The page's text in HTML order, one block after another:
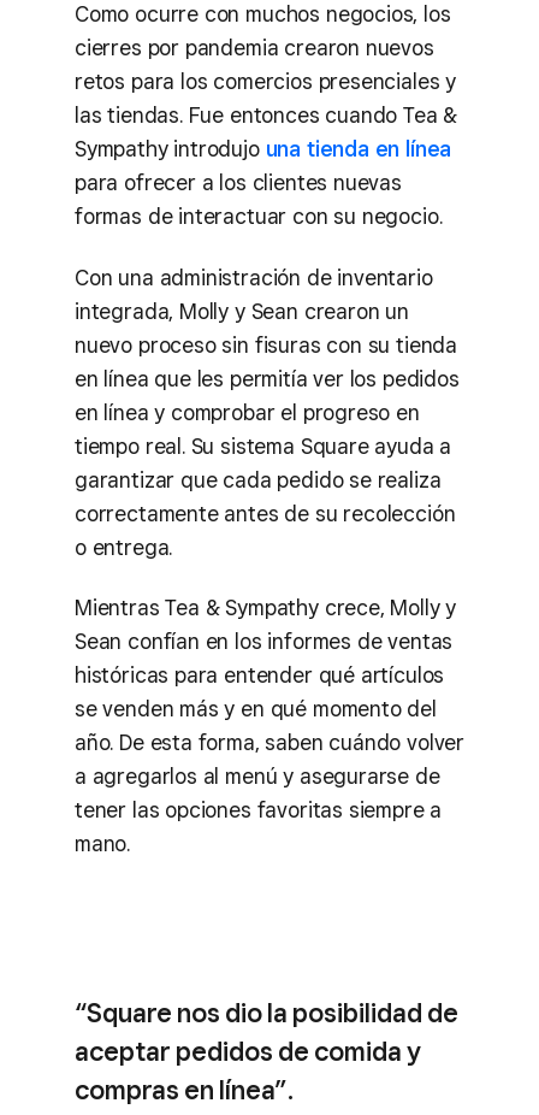
Como ocurre con muchos negocios, los
cierres por pandemia crearon nuevos
retos para los comercios presenciales y
las tiendas. Fue entonces cuando Tea &
Sympathy introdujo una tienda en línea
para ofrecer a los clientes nuevas
formas de interactuar con su negocio.
Con una administración de inventario
integrada, Molly y Sean crearon un
nuevo proceso sin fisuras con su tienda
en línea que les permitía ver los pedidos
en línea y comprobar el progreso en
tiempo real. Su sistema Square ayuda a
garantizar que cada pedido se realiza
correctamente antes de su recolección
o entrega.
Mientras Tea & Sympathy crece, Molly y
Sean confían en los informes de ventas
históricas para entender qué artículos
se venden más y en qué momento del
año. De esta forma, saben cuándo volver
a agregarlos al menú y asegurarse de
tener las opciones favoritas siempre a
mano.
“Square nos dio la posibilidad de
aceptar pedidos de comida y
compras en línea”.